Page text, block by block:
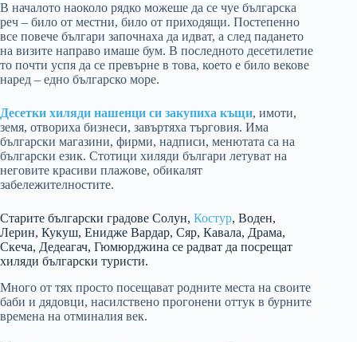
В началото наоколо рядко можеше да се чуе българска
реч – било от местни, било от приходящи. Постепенно
все повече българи започнаха да идват, а след падането
на визите направо имаше бум. В последното десетилетие
то почти успя да се превърне в това, което е било векове
наред – едно българско море.
Десетки хиляди нашенци си закупиха къщи, имоти,
земя, отвориха бизнеси, завъртяха търговия. Има
български магазини, фирми, надписи, менютата са на
български език. Стотици хиляди българи летуват на
неговите красиви плажове, обикалят
забележителностите.
Старите български градове Солун, Костур, Воден,
Лерин, Кукуш, Енидже Вардар, Сяр, Кавала, Драма,
Скеча, Дедеагач, Гюмюрджина се радват да посрещат
хиляди български туристи.
Много от тях просто посещават родните места на своите
баби и дядовци, насилствено прогонени оттук в бурните
времена на отминалия век.